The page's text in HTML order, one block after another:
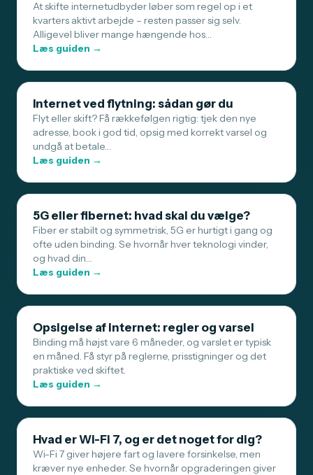
At skifte internetudbyder løber som regel op i et
kvarters aktivt arbejde – resten passer sig selv.
Alligevel bliver mange hængende hos…
Læs guiden →
Internet ved flytning: sådan gør du
Flyt eller skift? Få rækkefølgen rigtig: tjek den nye
adresse, book i god tid, opsig med korrekt varsel og
undgå at betale…
Læs guiden →
5G eller fibernet: hvad skal du vælge?
Fiber er stabilt og symmetrisk, 5G er hurtigt i gang og
ofte uden binding. Se hvornår hver teknologi vinder,
og hvad din…
Læs guiden →
Opsigelse af internet: regler og varsel
Binding må højst vare 6 måneder, og varslet er typisk
en måned. Få styr på reglerne, prisstigninger og det
praktiske ved skiftet.
Læs guiden →
Hvad er Wi-Fi 7, og er det noget for dig?
Wi-Fi 7 giver højere fart og lavere forsinkelse, men
kræver nye enheder. Se hvornår opgraderingen giver